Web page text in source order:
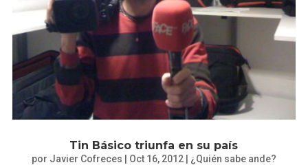
Tin Básico triunfa en su país
por Javier Cofreces Oct 16, 2012| ¿Quién sabe ande?